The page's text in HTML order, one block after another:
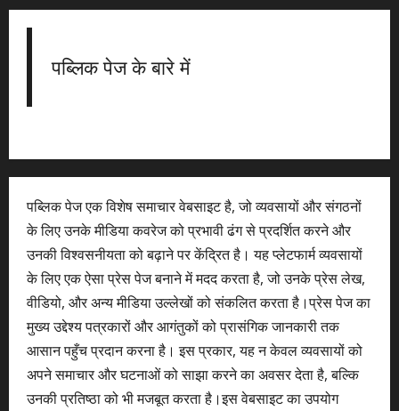
पब्लिक पेज के बारे में
पब्लिक पेज एक विशेष समाचार वेबसाइट है, जो व्यवसायों और संगठनों
के लिए उनके मीडिया कवरेज को प्रभावी ढंग से प्रदर्शित करने और
उनकी विश्वसनीयता को बढ़ाने पर केंद्रित है। यह प्लेटफार्म व्यवसायों
के लिए एक ऐसा प्रेस पेज बनाने में मदद करता है, जो उनके प्रेस लेख,
वीडियो, और अन्य मीडिया उल्लेखों को संकलित करता है।प्रेस पेज का
मुख्य उद्देश्य पत्रकारों और आगंतुकों को प्रासंगिक जानकारी तक
आसान पहुँच प्रदान करना है। इस प्रकार, यह न केवल व्यवसायों को
अपने समाचार और घटनाओं को साझा करने का अवसर देता है, बल्कि
उनकी प्रतिष्ठा को भी मजबूत करता है।इस वेबसाइट का उपयोग